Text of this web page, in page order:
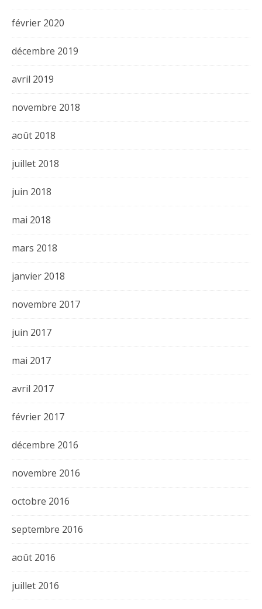
février 2020
décembre 2019
avril 2019
novembre 2018
août 2018
juillet 2018
juin 2018
mai 2018
mars 2018
janvier 2018
novembre 2017
juin 2017
mai 2017
avril 2017
février 2017
décembre 2016
novembre 2016
octobre 2016
septembre 2016
août 2016
juillet 2016